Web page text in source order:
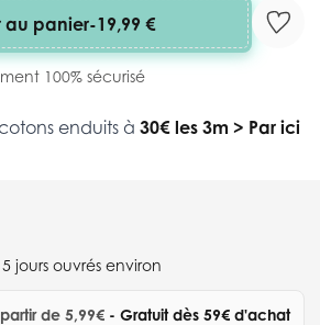
au panier-19,99 €
100% sécurisé
enduits à 30€ les 3m > Par ici
jours ouvrés environ
de 5,99€ - Gratuit dès 59€ d'achat